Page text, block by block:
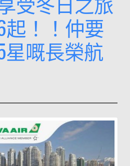
起！！仲要
星嘅長榮航